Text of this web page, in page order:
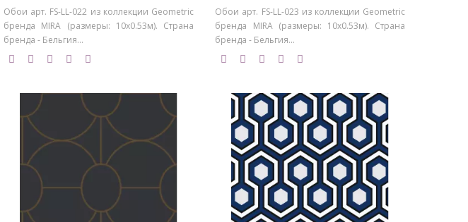
Обои арт. FS-LL-022 из коллекции Geometric
бренда MIRA (размеры: 10х0.53м). Страна
бренда - Бельгия...
Обои арт. FS-LL-023 из коллекции Geometric
бренда MIRA (размеры: 10х0.53м). Страна
бренда - Бельгия...